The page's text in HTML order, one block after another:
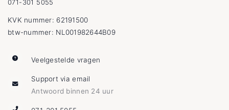
071-301 5055
KVK nummer: 62191500
btw-nummer: NL001982644B09
Veelgestelde vragen
Support via email
Antwoord binnen 24 uur